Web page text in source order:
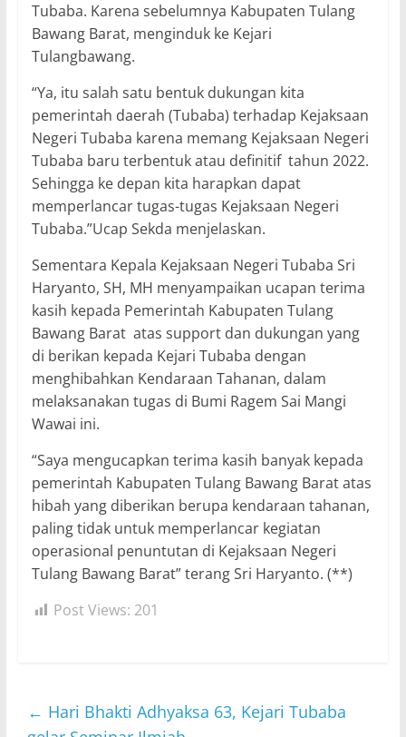
Tubaba. Karena sebelumnya Kabupaten Tulang
Bawang Barat, menginduk ke Kejari
Tulangbawang.
“Ya, itu salah satu bentuk dukungan kita
pemerintah daerah (Tubaba) terhadap Kejaksaan
Negeri Tubaba karena memang Kejaksaan Negeri
Tubaba baru terbentuk atau definitif tahun 2022.
Sehingga ke depan kita harapkan dapat
memperlancar tugas-tugas Kejaksaan Negeri
Tubaba.”Ucap Sekda menjelaskan.
Sementara Kepala Kejaksaan Negeri Tubaba Sri
Haryanto, SH, MH menyampaikan ucapan terima
kasih kepada Pemerintah Kabupaten Tulang
Bawang Barat atas support dan dukungan yang
di berikan kepada Kejari Tubaba dengan
menghibahkan Kendaraan Tahanan, dalam
melaksanakan tugas di Bumi Ragem Sai Mangi
Wawai ini.
“Saya mengucapkan terima kasih banyak kepada
pemerintah Kabupaten Tulang Bawang Barat atas
hibah yang diberikan berupa kendaraan tahanan,
paling tidak untuk memperlancar kegiatan
operasional penuntutan di Kejaksaan Negeri
Tulang Bawang Barat” terang Sri Haryanto. (**)
Post Views: 201
← Hari Bhakti Adhyaksa 63, Kejari Tubaba